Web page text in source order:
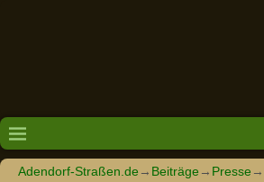
Adendorf-Straßen.de→ Beiträge→ Presse→